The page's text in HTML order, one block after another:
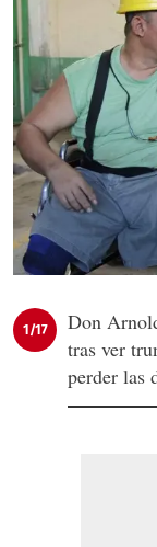
1/17
Don
tras ver
perder las